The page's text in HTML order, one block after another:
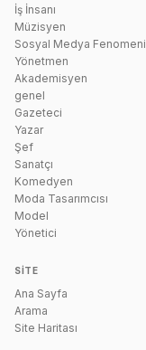
İş İnsanı
Müzisyen
Sosyal Medya Fenomeni
Yönetmen
Akademisyen
genel
Gazeteci
Yazar
Şef
Sanatçı
Komedyen
Moda Tasarımcısı
Model
Yönetici
SITE
Ana Sayfa
Arama
Site Haritası